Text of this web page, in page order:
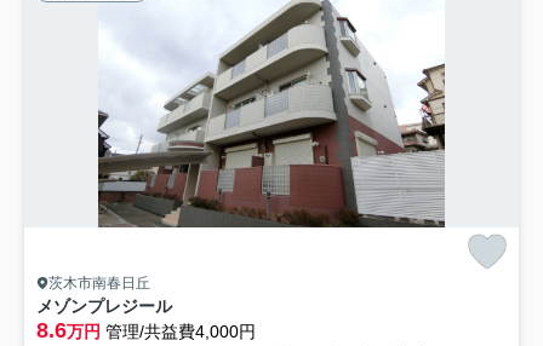
茨木市南春日丘
メゾンプレジール
8.6万円 管理/共益費4,000円